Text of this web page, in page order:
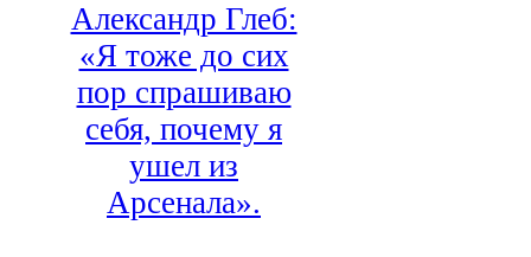
Александр Глеб:
«Я тоже до сих
пор спрашиваю
себя, почему я
ушел из
Арсенала».